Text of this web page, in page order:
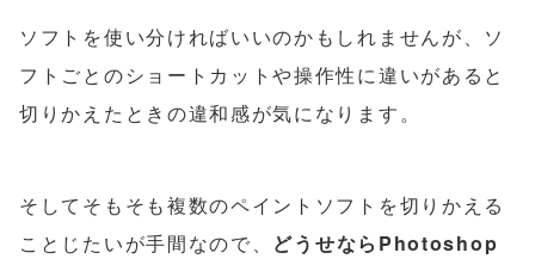
ソフトを使い分ければいいのかもしれませんが、ソ
フトごとのショートカットや操作性に違いがあると
切りかえたときの違和感が気になります。
そしてそもそも複数のペイントソフトを切りかえる
ことじたいが手間なので、 どうせならPhotoshop